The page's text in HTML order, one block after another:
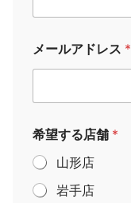
電
話
号
名
前
メールアドレス *
希望する店舗 *
山形店
岩手店